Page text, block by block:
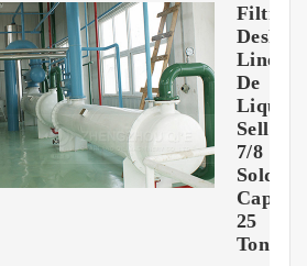
Filtro
Linea
De
Liquido
Sellado
7/8
Cap.
25
Ton